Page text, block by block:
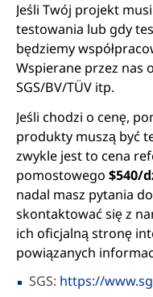
Jeśli Twój projekt
testowania lub gdy
będziemy
Wspierane przez nas
SGS/BV/TÜV itp.
Jeśli chodzi o cenę,
produkty muszą być
zwykle jest to cena
pomostowego $540/
nadal masz pytania
skontaktować się z
ich oficjalną stronę
powiązanych
SGS: https://